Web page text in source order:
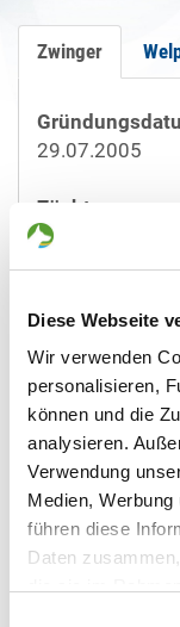
Diese Webseite
Wir verwenden
personalisieren,
können und die
analysieren.
Verwendung
Medien,
führen diese
Daten
Zwinger
29.07.2005
Züchtername:
Lutz Ringer
Eckartsweiler 8
Plz/Ort:
91578
Land:
Deutschland
Mobil: